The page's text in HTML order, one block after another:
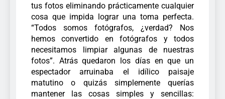
tus fotos eliminando prácticamente cualquier
cosa que impida lograr una toma perfecta.
“Todos somos fotógrafos, ¿verdad? Nos
hemos convertido en fotógrafos y todos
necesitamos limpiar algunas de nuestras
fotos”. Atrás quedaron los días en que un
espectador arruinaba el idílico paisaje
matutino o quizás simplemente querías
mantener las cosas simples y sencillas: